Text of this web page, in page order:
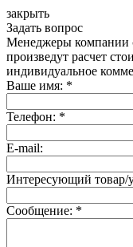
закрыть
Задать вопрос
Менеджеры компании
произведут расчет
индивидуальное
Ваше имя: *
Телефон: *
E-mail:
Интересующий товар/
Сообщение: *